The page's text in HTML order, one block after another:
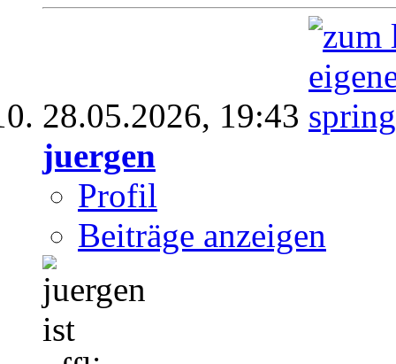
28.05.2026, 19:43
juergen
Profil
Beiträge anzeigen